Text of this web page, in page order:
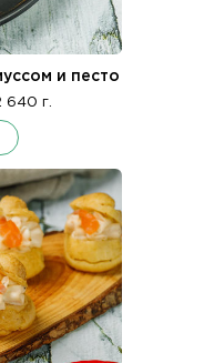
и песто
640 г.